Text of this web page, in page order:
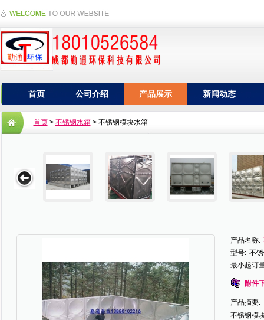
首页 公司介绍 产品展示 新闻动态
首页> 不锈钢水箱> 不锈钢模块水箱
产品名称:
型号: 不
最小起订
附件
产品摘要:
不锈钢模